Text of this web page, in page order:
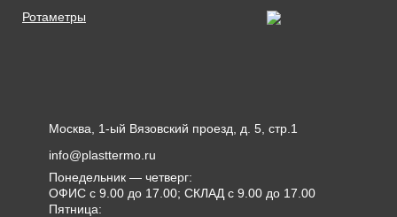
Ротаметры
Москва, 1-ый Вязовский проезд, д. 5, стр.1
info@plasttermo.ru
Понедельник — четверг:
ОФИС с 9.00 до 17.00; СКЛАД с 9.00 до 17.00
Пятница: